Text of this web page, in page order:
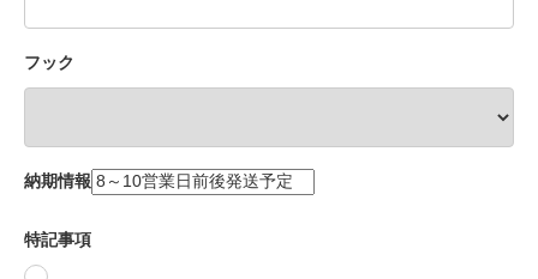
フック
納期情報
特記事項